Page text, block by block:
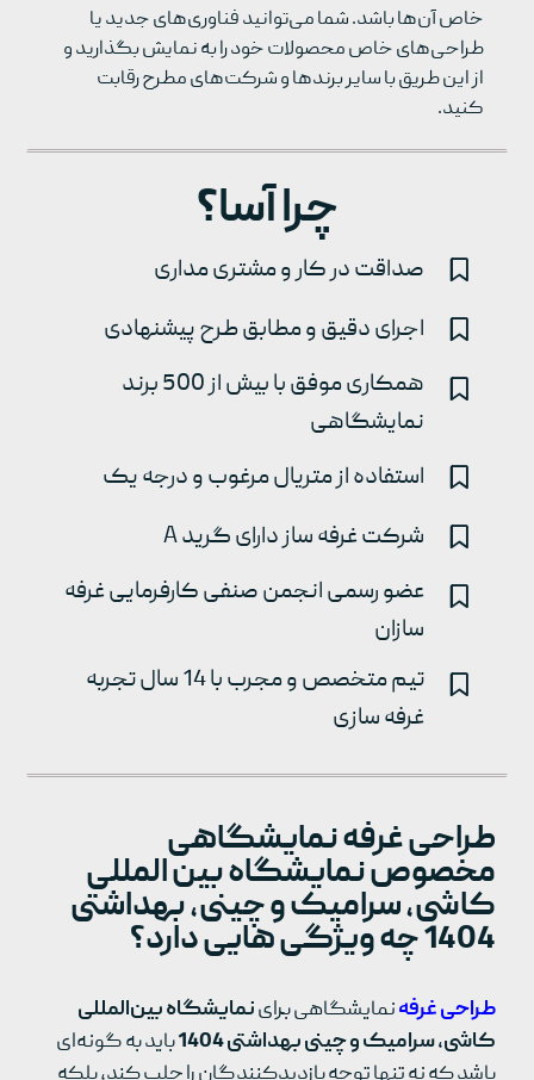
خاص آن‌ها باشد. شما می‌توانید فناوری‌های جدید یا
طراحی‌های خاص محصولات خود را به نمایش بگذارید و
از این طریق با سایر برندها و شرکت‌های مطرح رقابت
کنید.
چرا آسا؟
صداقت در کار و مشتری مداری
اجرای دقیق و مطابق طرح پیشنهادی
همکاری موفق با بیش از 500 برند
نمایشگاهی
استفاده از متریال مرغوب و درجه یک
شرکت غرفه ساز دارای گرید A
عضو رسمی انجمن صنفی کارفرمایی غرفه
سازان
تیم متخصص و مجرب با 14 سال تجربه
غرفه سازی
طراحی غرفه نمایشگاهی
مخصوص نمایشگاه بین المللی
کاشی، سرامیک و چینی، بهداشتی
1404 چه ویژگی هایی دارد؟
طراحی غرفهنمایشگاهی براینمایشگاه بین‌المللی
کاشی، سرامیک و چینی بهداشتی 1404
باید به گونه‌ای